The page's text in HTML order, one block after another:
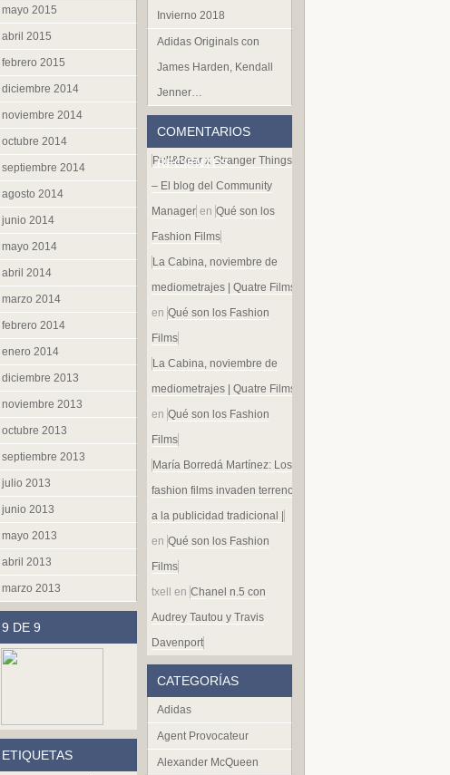
mayo 2015
abril 2015
febrero 2015
diciembre 2014
noviembre 2014
octubre 2014
septiembre 2014
agosto 2014
junio 2014
mayo 2014
abril 2014
marzo 2014
febrero 2014
enero 2014
diciembre 2013
noviembre 2013
octubre 2013
septiembre 2013
julio 2013
junio 2013
mayo 2013
abril 2013
marzo 2013
9 DE 9
ETIQUETAS
Invierno 2018
Adidas Originals con
James Harden, Kendall
Jenner…
COMENTARIOS
RECIENTES
Pull&Bear x Stranger Things
– El blog del Community
Manager en Qué son los
Fashion Films
La Cabina, noviembre de
mediometrajes | Quatre Films
en Qué son los Fashion
Films
La Cabina, noviembre de
mediometrajes | Quatre Films
en Qué son los Fashion
Films
María Borredá Martínez: Los
fashion films invaden terreno
a la publicidad tradicional |
en Qué son los Fashion
Films
txell
en Chanel n.5 con
Audrey Tautou y Travis
Davenport
CATEGORÍAS
Adidas
Agent Provocateur
Alexander McQueen